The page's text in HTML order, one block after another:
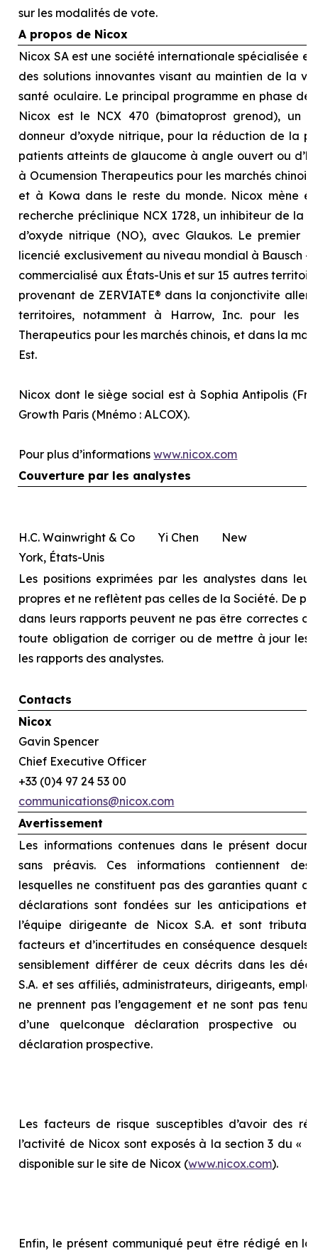
sur les modalités de vote.
A propos de Nicox
Nicox SA est une société internationale spécialisée
des solutions innovantes visant au maintien de la
santé oculaire. Le principal programme en phase
Nicox est le NCX 470 (bimatoprost grenod), un
donneur d’oxyde nitrique, pour la réduction de la
patients atteints de glaucome à angle ouvert ou
à Ocumension Therapeutics pour les marchés
et à Kowa dans le reste du monde. Nicox mène
recherche préclinique NCX 1728, un inhibiteur de la
d’oxyde nitrique (NO), avec Glaukos. Le premier
licencié exclusivement au niveau mondial à Bausch +
commercialisé aux États-Unis et sur 15 autres
provenant de ZERVIATE® dans la conjonctivite
territoires, notamment à Harrow, Inc. pour les
Therapeutics pour les marchés chinois, et dans la
Est.
Nicox dont le siège social est à Sophia Antipolis
Growth Paris (Mnémo : ALCOX).
Pour plus d’informationswww.nicox.com
Couverture par les analystes
H.C. Wainwright & Co Yi Chen New
York, États-Unis
Les positions exprimées par les analystes dans
propres et ne reflètent pas celles de la Société. De
dans leurs rapports peuvent ne pas être correctes
toute obligation de corriger ou de mettre à jour les
les rapports des analystes.
Contacts
Nicox
Gavin Spencer
Chief Executive Officer
+33 (0)4 97 24 53 00
communications@nicox.com
Avertissement
Les informations contenues dans le présent
sans préavis. Ces informations contiennent des
lesquelles ne constituent pas des garanties quant
déclarations sont fondées sur les anticipations et
l’équipe dirigeante de Nicox S.A. et sont
facteurs et d’incertitudes en conséquence desquels
sensiblement différer de ceux décrits dans les
S.A. et ses affiliés, administrateurs, dirigeants,
ne prennent pas l’engagement et ne sont pas
d’une quelconque déclaration prospective ou
déclaration prospective.
Les facteurs de risque susceptibles d’avoir des
l’activité de Nicox sont exposés à la section 3 du «
disponible sur le site de Nicox (www.nicox.com).
Enfin, le présent communiqué peut être rédigé en